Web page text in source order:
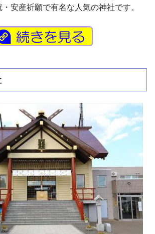
安産祈願で有名な人気の神社です。